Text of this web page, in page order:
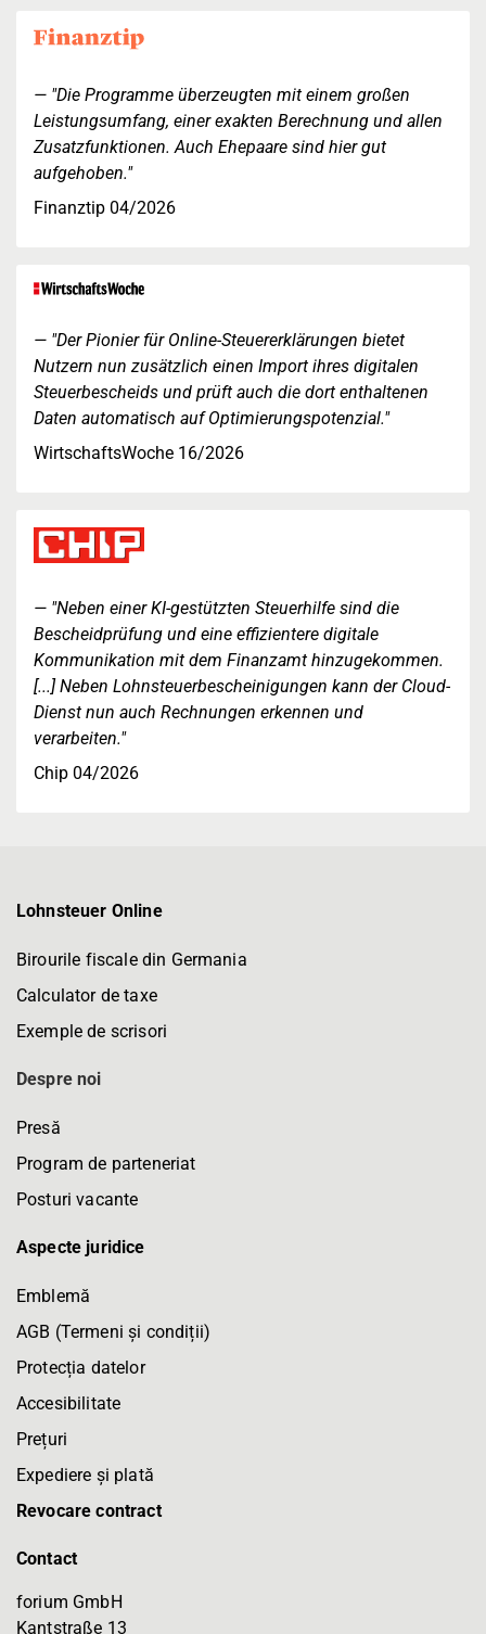
"Die Programme überzeugten mit einem großen
Leistungsumfang, einer exakten Berechnung und allen
Zusatzfunktionen. Auch Ehepaare sind hier gut
aufgehoben."
Finanztip 04/2026
"Der Pionier für Online-Steuererklärungen bietet
Nutzern nun zusätzlich einen Import ihres digitalen
Steuerbescheids und prüft auch die dort enthaltenen
Daten automatisch auf Optimierungspotenzial."
WirtschaftsWoche 16/2026
"Neben einer KI-gestützten Steuerhilfe sind die
Bescheidprüfung und eine effizientere digitale
Kommunikation mit dem Finanzamt hinzugekommen.
[...] Neben Lohnsteuerbescheinigungen kann der Cloud-
Dienst nun auch Rechnungen erkennen und
verarbeiten."
Chip 04/2026
Lohnsteuer Online
Birourile fiscale din Germania
Calculator de taxe
Exemple de scrisori
Despre noi
Presă
Program de parteneriat
Posturi vacante
Aspecte juridice
Emblemă
AGB (Termeni și condiții)
Protecția datelor
Accesibilitate
Prețuri
Expediere și plată
Revocare contract
Contact
forium GmbH
Kantstraße 13